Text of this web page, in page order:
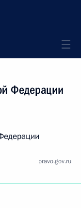
Федерации
pravo.gov.ru